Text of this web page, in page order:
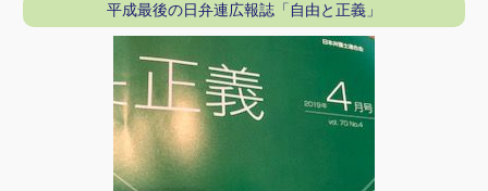
平成最後の日弁連広報誌「自由と正義」